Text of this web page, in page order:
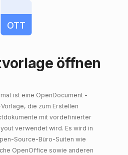
OTT
öffnen
ist eine OpenDocument -
die zum Erstellen
mit vordefinierter
verwendet wird. Es wird in
Source-Büro-Suiten wie
OpenOffice sowie anderen